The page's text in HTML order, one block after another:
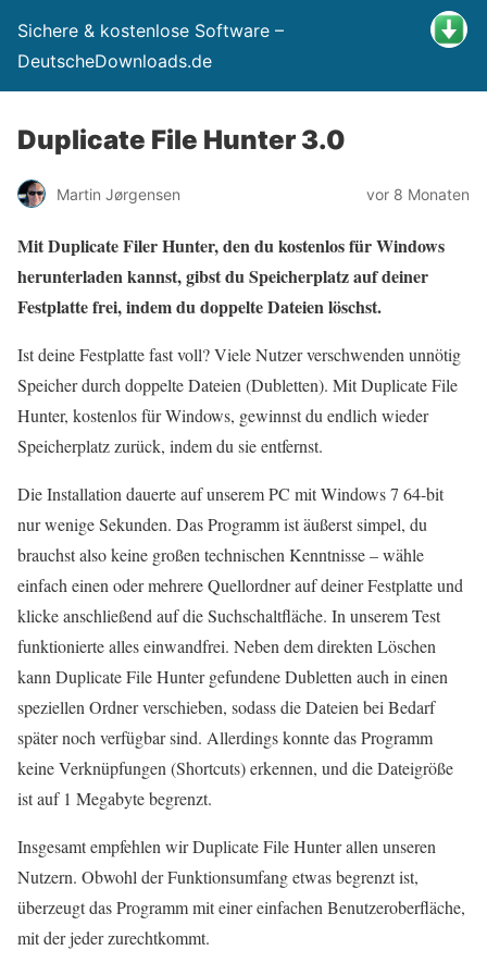
Sichere & kostenlose Software –
DeutscheDownloads.de
Duplicate File Hunter 3.0
Martin Jørgensen vor 8 Monaten
Mit Duplicate Filer Hunter, den du kostenlos für Windows
herunterladen kannst, gibst du Speicherplatz auf deiner
Festplatte frei, indem du doppelte Dateien löschst.
Ist deine Festplatte fast voll? Viele Nutzer verschwenden unnötig
Speicher durch doppelte Dateien (Dubletten). Mit Duplicate File
Hunter, kostenlos für Windows, gewinnst du endlich wieder
Speicherplatz zurück, indem du sie entfernst.
Die Installation dauerte auf unserem PC mit Windows 7 64-bit
nur wenige Sekunden. Das Programm ist äußerst simpel, du
brauchst also keine großen technischen Kenntnisse – wähle
einfach einen oder mehrere Quellordner auf deiner Festplatte und
klicke anschließend auf die Suchschaltfläche. In unserem Test
funktionierte alles einwandfrei. Neben dem direkten Löschen
kann Duplicate File Hunter gefundene Dubletten auch in einen
speziellen Ordner verschieben, sodass die Dateien bei Bedarf
später noch verfügbar sind. Allerdings konnte das Programm
keine Verknüpfungen (Shortcuts) erkennen, und die Dateigröße
ist auf 1 Megabyte begrenzt.
Insgesamt empfehlen wir Duplicate File Hunter allen unseren
Nutzern. Obwohl der Funktionsumfang etwas begrenzt ist,
überzeugt das Programm mit einer einfachen Benutzeroberfläche,
mit der jeder zurechtkommt.